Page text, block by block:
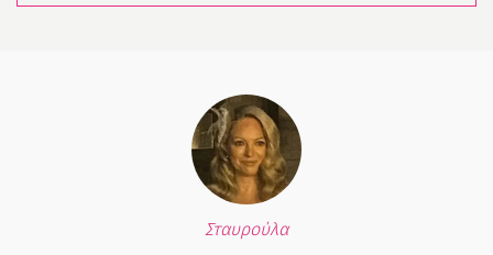
Σταυρούλα